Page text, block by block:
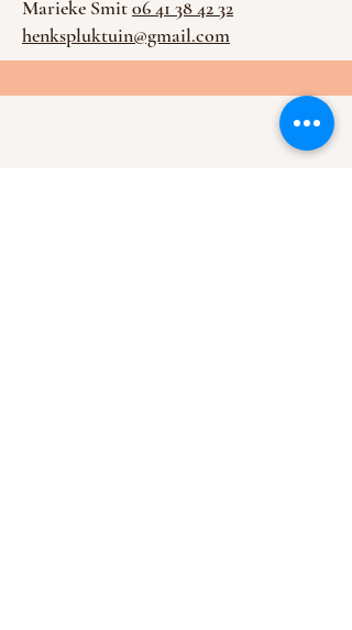
Marieke Smit06 41 38 42 32
henkspluktuin@gmail.com